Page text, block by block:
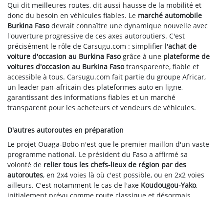
Qui dit meilleures routes, dit aussi hausse de la mobilité et
donc du besoin en véhicules fiables. Le marché automobile
Burkina Fasodevrait connaître une dynamique nouvelle avec
l'ouverture progressive de ces axes autoroutiers. C'est
précisément le rôle de Carsugu.com : simplifier l'achat de
voiture d'occasion au Burkina Fasogrâce à une plateforme de
voitures d'occasion au Burkina Fasotransparente, fiable et
accessible à tous. Carsugu.com fait partie du groupe Africar,
un leader pan-africain des plateformes auto en ligne,
garantissant des informations fiables et un marché
transparent pour les acheteurs et vendeurs de véhicules.
D'autres autoroutes en préparation
Le projet Ouaga-Bobo n'est que le premier maillon d'un vaste
programme national. Le président du Faso a affirmé sa
volonté de relier tous les chefs-lieux de région par des
autoroutes, en 2x4 voies là où c'est possible, ou en 2x2 voies
ailleurs. C'est notamment le cas de l'axe Koudougou-Yako,